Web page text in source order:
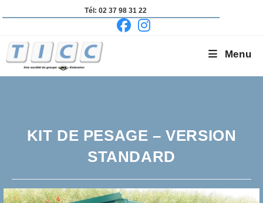
to
Tél: 02 37 98 31 22
Menu
KIT DE PESAGE – VERSION
STANDARD